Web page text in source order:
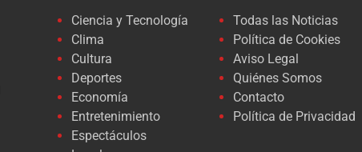
Ciencia y Tecnología
Clima
Cultura
Deportes
Economía
Entretenimiento
Espectáculos
Todas las Noticias
Política de Cookies
Aviso Legal
Quiénes Somos
Contacto
Política de Privacidad